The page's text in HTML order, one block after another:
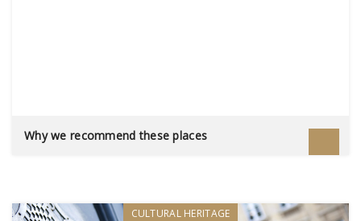
Why we recommend these places
CULTURAL HERITAGE